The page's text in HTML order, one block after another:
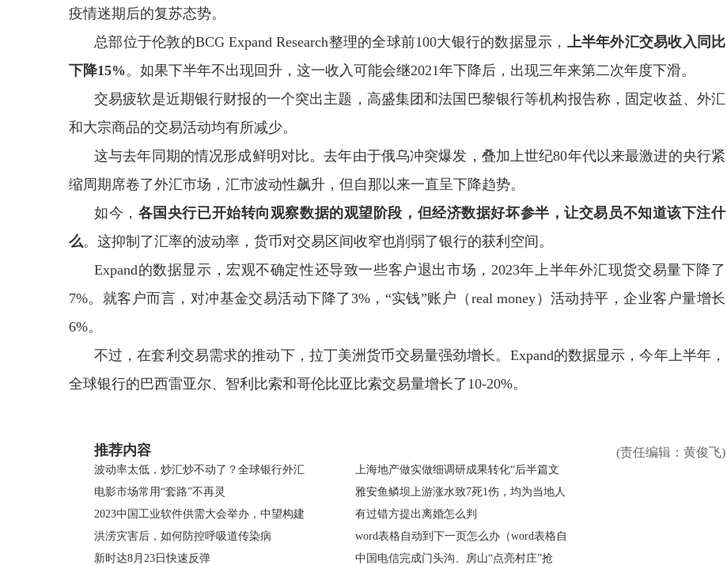
疫情迷期后的复苏态势。
总部位于伦敦的BCG Expand Research整理的全球前100大银行的数据显示， 上半年外汇交易收入同比
下降15%。如果下半年不出现回升，这一收入可能会继2021年下降后，出现三年来第二次年度下滑。
交易疲软是近期银行财报的一个突出主题，高盛集团和法国巴黎银行等机构报告称，固定收益、外汇
和大宗商品的交易活动均有所减少。
这与去年同期的情况形成鲜明对比。去年由于俄乌冲突爆发，叠加上世纪80年代以来最激进的央行紧
缩周期席卷了外汇市场，汇市波动性飙升，但自那以来一直呈下降趋势。
如今， 各国央行已开始转向观察数据的观望阶段，但经济数据好坏参半，让交易员不知道该下注什
么。这抑制了汇率的波动率，货币对交易区间收窄也削弱了银行的获利空间。
Expand的数据显示，宏观不确定性还导致一些客户退出市场，2023年上半年外汇现货交易量下降了
7%。就客户而言，对冲基金交易活动下降了3%，“实钱”账户（real money）活动持平，企业客户量增长
6%。
不过，在套利交易需求的推动下，拉丁美洲货币交易量强劲增长。Expand的数据显示，今年上半年，
全球银行的巴西雷亚尔、智利比索和哥伦比亚比索交易量增长了10-20%。
(责任编辑：黄俊飞)
推荐内容
波动率太低，炒汇炒不动了？全球银行外汇
电影市场常用“套路”不再灵
2023中国工业软件供需大会举办，中望构建
洪涝灾害后，如何防控呼吸道传染病
新时达8月23日快速反弹
上海地产做实做细调研成果转化“后半篇文
雅安鱼鳞坝上游涨水致7死1伤，均为当地人
有过错方提出离婚怎么判
word表格自动到下一页怎么办（word表格自
中国电信完成门头沟、房山“点亮村庄”抢